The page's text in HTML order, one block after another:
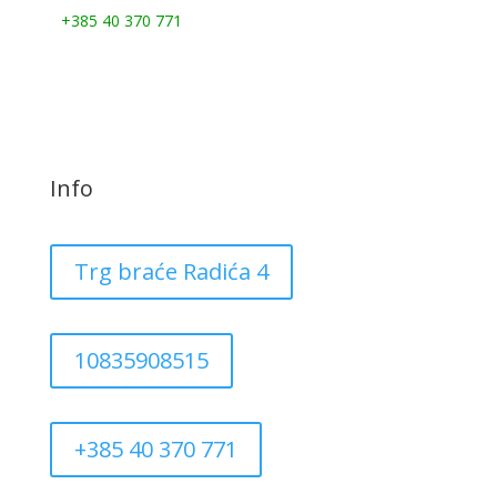
+385 40 370 771
Info
Trg braće Radića 4
10835908515
+385 40 370 771